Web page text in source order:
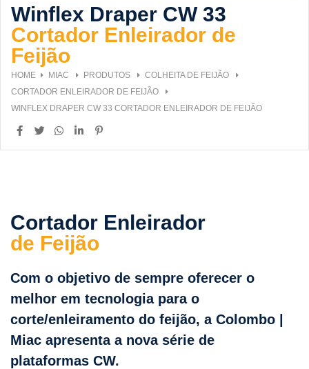
Winflex Draper CW 33
Cortador Enleirador de
Feijão
HOME MIAC PRODUTOS
COLHEITA DE FEIJÃO
CORTADOR ENLEIRADOR DE FEIJÃO
WINFLEX DRAPER CW 33 CORTADOR ENLEIRADOR DE FEIJÃO
Cortador Enleirador
de Feijão
Com o objetivo de sempre oferecer o
melhor em tecnologia para o
corte/enleiramento do feijão, a Colombo |
Miac apresenta a nova série de
plataformas CW.